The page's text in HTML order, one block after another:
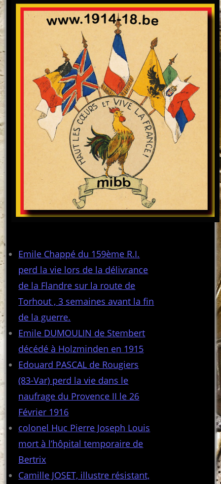
Emile Chappé du 159ème R.I.
perd la vie lors de la délivrance
de la Flandre sur la route de
Torhout , 3 semaines avant la fin
de la guerre.
Emile DUMOULIN de Stembert
décédé à Holzminden en 1915
Edouard PASCAL de Rougiers
(83-Var) perd la vie dans le
naufrage du Provence II le 26
Février 1916
colonel Huc Pierre Joseph Louis
mort à l’hôpital temporaire de
Bertrix
Camille JOSET, illustre résistant,